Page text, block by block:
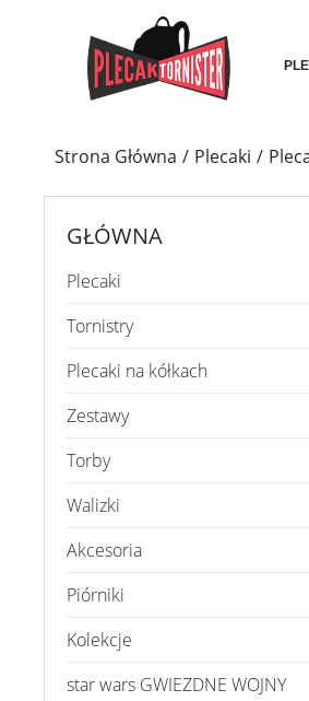
Strona Główna Plecaki
GŁÓWNA
Plecaki
Tornistry
Plecaki na kółkach
Zestawy
Torby
Walizki
Akcesoria
Piórniki
Kolekcje
star wars GWIEZDNE WOJNY